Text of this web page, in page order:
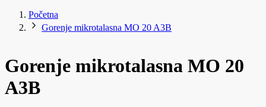
Početna
Gorenje mikrotalasna MO 20 A3B
Gorenje mikrotalasna MO 20
A3B